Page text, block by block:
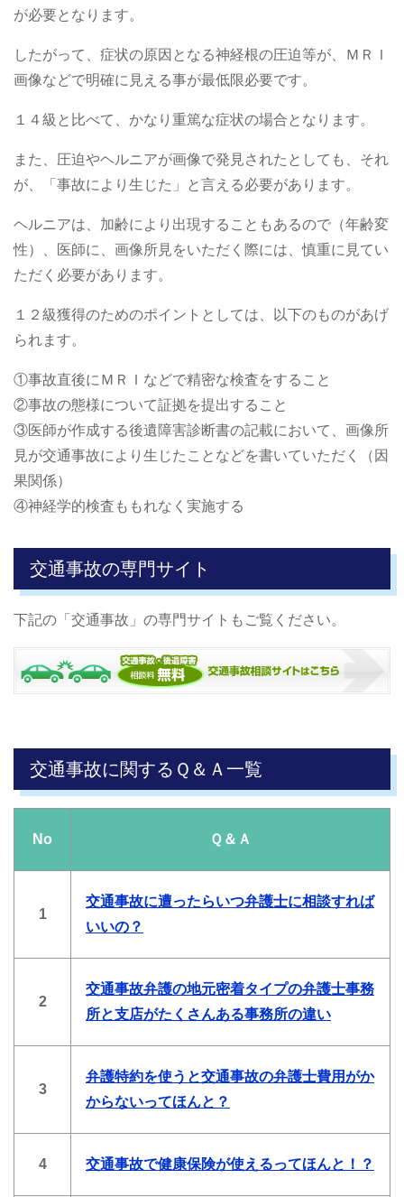
が必要となります。
したがって、症状の原因となる神経根の圧迫等が、ＭＲＩ
画像などで明確に見える事が最低限必要です。
１４級と比べて、かなり重篤な症状の場合となります。
また、圧迫やヘルニアが画像で発見されたとしても、それ
が、「事故により生じた」と言える必要があります。
ヘルニアは、加齢により出現することもあるので（年齢変
性）、医師に、画像所見をいただく際には、慎重に見てい
ただく必要があります。
１２級獲得のためのポイントとしては、以下のものがあげ
られます。
①事故直後にＭＲＩなどで精密な検査をすること
②事故の態様について証拠を提出すること
③医師が作成する後遺障害診断書の記載において、画像所
見が交通事故により生じたことなどを書いていただく（因
果関係）
④神経学的検査ももれなく実施する
交通事故の専門サイト
下記の「交通事故」の専門サイトもご覧ください。
交通事故に関するＱ＆Ａ一覧
No Ｑ＆Ａ
1
交通事故に遭ったらいつ弁護士に相談すれば
いいの？
2
交通事故弁護の地元密着タイプの弁護士事務
所と支店がたくさんある事務所の違い
3
弁護特約を使うと交通事故の弁護士費用がか
からないってほんと？
4 交通事故で健康保険が使えるってほんと！？